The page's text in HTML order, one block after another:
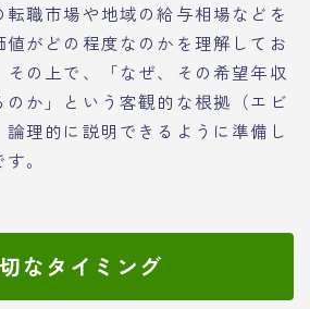
転職市場や地域の給与相場などを
がどの程度なのかを理解してお
その上で、「なぜ、その希望年収
か」という客観的な根拠（エビ
理的に説明できるように準備し
。
なタイミング